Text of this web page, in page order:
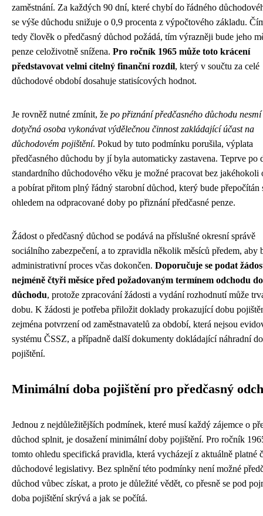
zaměstnání. Za každých 90 dní, které chybí do řádného
se výše důchodu snižuje o 0,9 procenta z výpočtového základu.
tedy člověk o předčasný důchod požádá, tím výrazněji bude jeho
penze celoživotně snížena. Pro ročník 1965 může toto krácení
představovat velmi citelný finanční rozdíl, který v součtu za celé
důchodové období dosahuje statisícových hodnot.
Je rovněž nutné zmínit, že po přiznání předčasného důchodu nesmí
dotyčná osoba vykonávat výdělečnou činnost zakládající účast na
důchodovém pojištění. Pokud by tuto podmínku porušila, výplata
předčasného důchodu by jí byla automaticky zastavena. Teprve po
standardního důchodového věku je možné pracovat bez jakéhokoli
a pobírat přitom plný řádný starobní důchod, který bude přepočítán
ohledem na odpracované doby po přiznání předčasné penze.
Žádost o předčasný důchod se podává na příslušné okresní správě
sociálního zabezpečení, a to zpravidla několik měsíců předem, aby
administrativní proces včas dokončen. Doporučuje se podat
nejméně čtyři měsíce před požadovaným termínem odchodu do
důchodu, protože zpracování žádosti a vydání rozhodnutí může
dobu. K žádosti je potřeba přiložit doklady prokazující dobu
zejména potvrzení od zaměstnavatelů za období, která nejsou
systému ČSSZ, a případně další dokumenty dokládající náhradní
pojištění.
Minimální doba pojištění pro předčasný
Jednou z nejdůležitějších podmínek, které musí každý zájemce o
důchod splnit, je dosažení minimální doby pojištění. Pro ročník
tomto ohledu specifická pravidla, která vycházejí z aktuálně platné
důchodové legislativy. Bez splnění této podmínky není možné
důchod vůbec získat, a proto je důležité vědět, co přesně se pod
doba pojištění skrývá a jak se počítá.